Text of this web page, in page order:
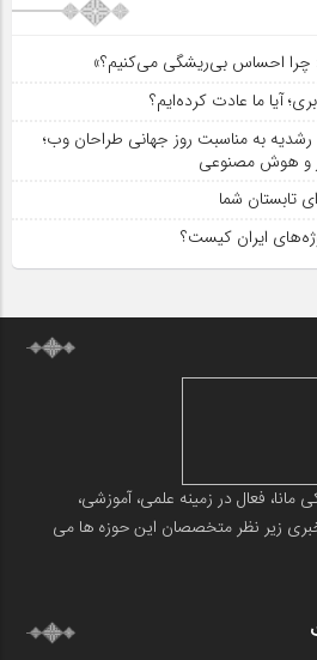
چرا احساس بی‌ریشگی می‌کنیم؟»
آیا ما عادت کرده‌ایم؟
به مناسبت روز جهانی طراحان وب؛
و هوش مصنوعی
تابستان شما
ایران کیست؟
مانا، فعال در زمینه علمی، آموزشی،
زیر نظر متخصصان این حوزه ها می